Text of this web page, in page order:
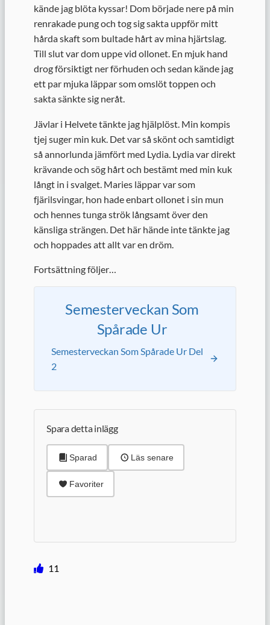
kände jag blöta kyssar! Dom började nere på min
renrakade pung och tog sig sakta uppför mitt
hårda skaft som bultade hårt av mina hjärtslag.
Till slut var dom uppe vid ollonet. En mjuk hand
drog försiktigt ner förhuden och sedan kände jag
ett par mjuka läppar som omslöt toppen och
sakta sänkte sig neråt.
Jävlar i Helvete tänkte jag hjälplöst. Min kompis
tjej suger min kuk. Det var så skönt och samtidigt
så annorlunda jämfört med Lydia. Lydia var direkt
krävande och sög hårt och bestämt med min kuk
långt in i svalget. Maries läppar var som
fjärilsvingar, hon hade enbart ollonet i sin mun
och hennes tunga strök långsamt över den
känsliga strängen. Det här hände inte tänkte jag
och hoppades att allt var en dröm.
Fortsättning följer…
Semesterveckan Som
Spårade Ur
Semesterveckan Som Spårade Ur Del
2
Spara detta inlägg
Sparad Läs senare
Favoriter
11